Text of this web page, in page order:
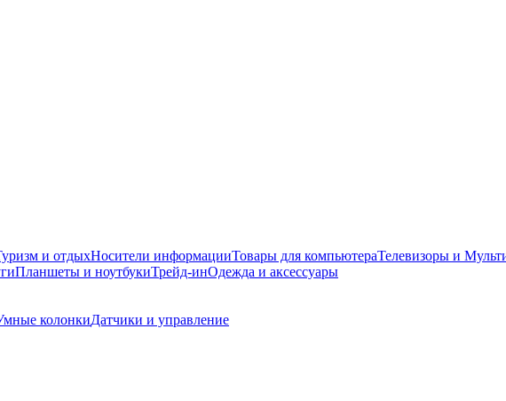
и отдыхНосители информацииТовары для компьютераТелевизоры и
Планшеты и ноутбукиТрейд-инОдежда и аксессуары
колонкиДатчики и управление